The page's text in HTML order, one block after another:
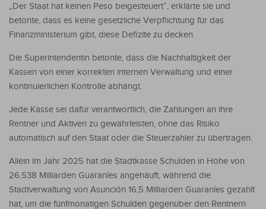
„Der Staat hat keinen Peso beigesteuert”, erklärte sie und
betonte, dass es keine gesetzliche Verpflichtung für das
Finanzministerium gibt, diese Defizite zu decken.
Die Superintendentin betonte, dass die Nachhaltigkeit der
Kassen von einer korrekten internen Verwaltung und einer
kontinuierlichen Kontrolle abhängt.
Jede Kasse sei dafür verantwortlich, die Zahlungen an ihre
Rentner und Aktiven zu gewährleisten, ohne das Risiko
automatisch auf den Staat oder die Steuerzahler zu übertragen.
Allein im Jahr 2025 hat die Stadtkasse Schulden in Höhe von
26,538 Milliarden Guaraníes angehäuft, während die
Stadtverwaltung von Asunción 16,5 Milliarden Guaraníes gezahlt
hat, um die fünfmonatigen Schulden gegenüber den Rentnern